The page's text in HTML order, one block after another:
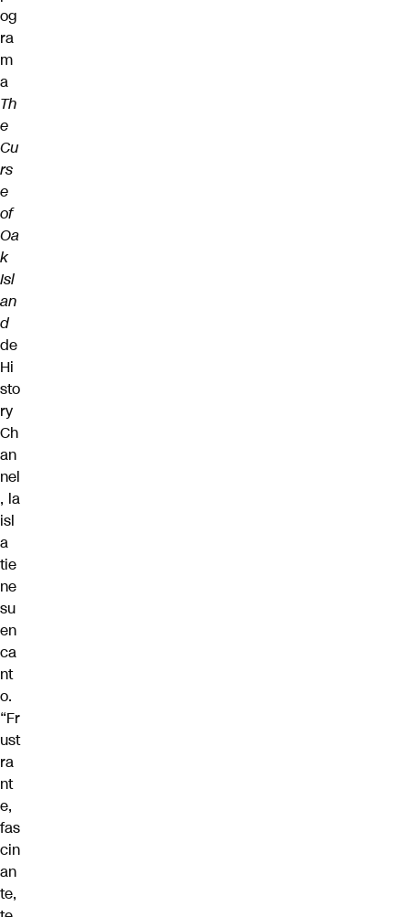
og
ra
m
a
Th
e
Cu
rs
e
of
Oa
k
Isl
an
d
de
Hi
sto
ry
Ch
an
nel
, la
isl
a
tie
ne
su
en
ca
nt
o.
“Fr
ust
ra
nt
e,
fas
cin
an
te,